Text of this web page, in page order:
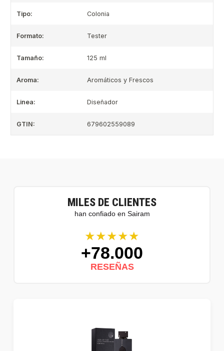
Tipo: Colonia
Formato: Tester
Tamaño: 125 ml
Aroma: Aromáticos y Frescos
Linea: Diseñador
GTIN: 679602559089
MILES DE CLIENTES
han confiado en Sairam
★★★★★
+78.000
RESEÑAS